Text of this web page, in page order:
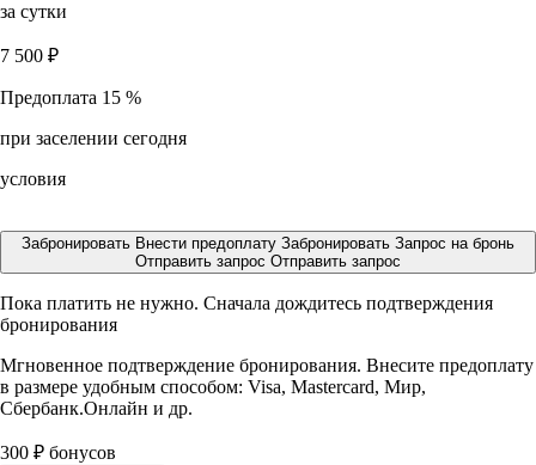
за сутки
7 500 ₽
Предоплата 15 %
при заселении сегодня
условия
Забронировать Внести предоплату Забронировать Запрос на бронь
Отправить запрос Отправить запрос
Пока платить не нужно. Сначала дождитесь подтверждения
бронирования
Мгновенное подтверждение бронирования. Внесите предоплату
в размере удобным способом: Visa, Mastercard, Мир,
Сбербанк.Онлайн и др.
300 ₽ бонусов